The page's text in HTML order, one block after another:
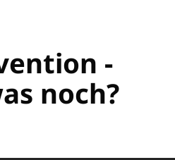
-
noch?